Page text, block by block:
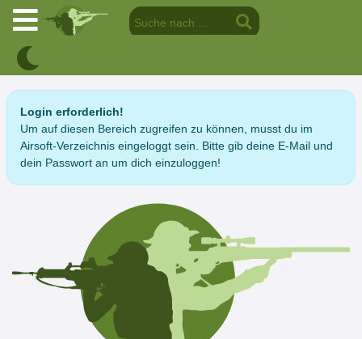
Login erforderlich!
Um auf diesen Bereich zugreifen zu können, musst du im
Airsoft-Verzeichnis eingeloggt sein. Bitte gib deine E-Mail und
dein Passwort an um dich einzuloggen!